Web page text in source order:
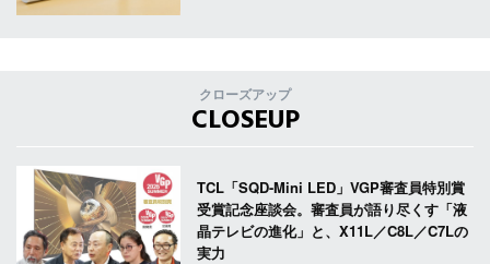
クローズアップ
CLOSEUP
TCL「SQD-Mini LED」VGP審査員特別賞
受賞記念座談会。審査員が語り尽くす「液
晶テレビの進化」と、X11L／C8L／C7Lの
実力